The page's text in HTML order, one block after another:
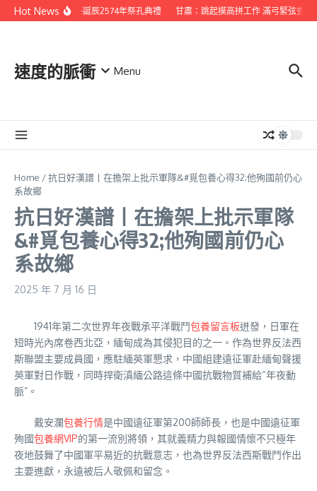
Skip to content
Hot News
中興集團舉辦孔子誕辰2574年祭孔典禮 甘肅：跳起摸高拼工作 滿弓緊弦查包
速度的脈衝 Menu
Home /抗日好漢譜丨在擔架上批示軍隊&#覓包養心得32;他殉國前仍心
系故鄉
抗日好漢譜丨在擔架上批示軍隊
&#覓包養心得32;他殉國前仍心
系故鄉
2025 年 7 月 16 日
1941年第二次世界年夜戰承平洋戰鬥包養留言板迸發，日軍在
短時光內席卷西北亞，緬甸成為其侵犯目的之一。作為世界反法西
斯聯盟主要成員國，應駐緬英軍懇求，中國組建遠征軍赴緬甸聲援
英軍對日作戰，同時捍衛滇緬公路這條中國抗戰物質補給“年夜動
脈”。
戴安瀾包養行情是中國遠征軍第200師師長，也是中國遠征軍
殉國包養網VIP的第一流別將領，其就義精力與報國情懷不只極年
夜地鼓舞了中國軍平易近的抗戰意志，也為世界反法西斯戰鬥作出
主要進獻，永遠被后人敬佩和留念。